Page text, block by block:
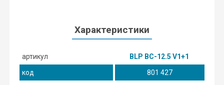
Характеристики
артикул
BLP BC-12.5 V1+1
код
801 427